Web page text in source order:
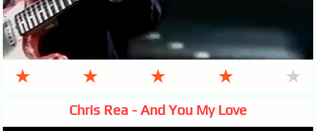
★ ★ ★ ★ ★
Chris Rea - And You My Love